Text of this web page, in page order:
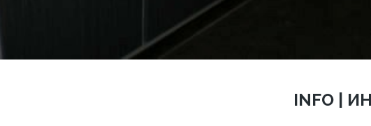
INFO |